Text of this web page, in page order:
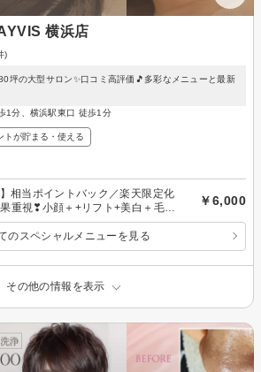
横浜店
)
坪の大型サロン✨口コミ高評価🎵多彩なメニューと最新
1分、横浜駅東口 徒歩1分
トが貯まる・使える
相当ポイントバック／楽天限定化
重視❣小顔＋+リフト+美白＋毛穴
ェイシャル1回75分￥6000
￥6,000
のスペシャルメニューを見る
その他の情報を表示